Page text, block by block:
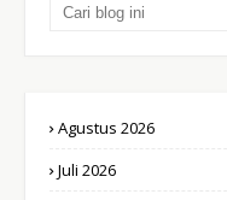
Agustus 2026
Juli 2026